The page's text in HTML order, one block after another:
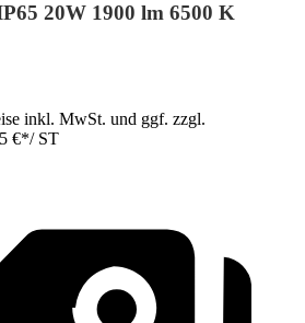
20W 1900 lm 6500 K
inkl. MwSt. und ggf. zzgl.
€*/ ST